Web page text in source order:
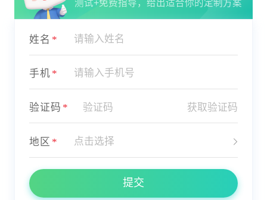
姓名 *
手机 *
验证码 * 获取验证码
地区 *
提交